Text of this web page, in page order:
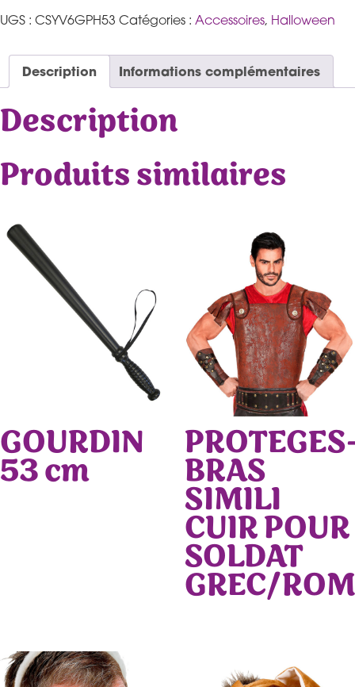
UGS : CSYV6GPH53 Catégories : Accessoires, Halloween
Description Informations complémentaires
Description
Produits similaires
GOURDIN
53 cm BRAS
SIMILI
CUIR POUR
SOLDAT
GREC/